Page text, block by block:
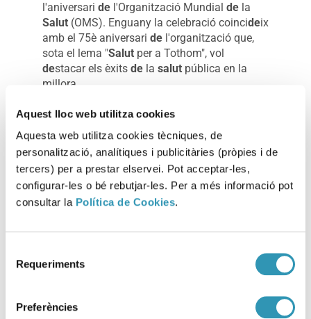
Aquest lloc web utilitza cookies
Aquesta web utilitza cookies tècniques, de
personalització, analítiques i publicitàries (pròpies i de
tercers) per a prestar elservei. Pot acceptar-les,
configurar-les o bé rebutjar-les. Per a més informació pot
consultar la Política de Cookies.
Requeriments
Preferències
l'aniversari del'Organització Mundial dela
Salut(OMS). Enguany la celebració coincideix
amb el 75è aniversari del'organització que,
sota el lema "Salutper a Tothom", vol
destacar els èxits dela salutpública en la
millora ...
Disponibles les
Jornades d’habitatge
isalut
El 17demarç es van celebrar les Jorna
Barcelona Estudis Habitatge. Durant la